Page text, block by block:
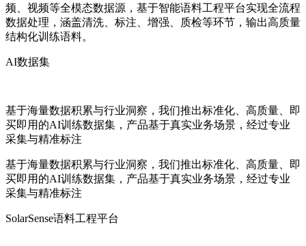
频、视频等全模态数据源，基于智能语料工程平台实现全流程
数据处理，涵盖清洗、标注、增强、质检等环节，输出高质量
结构化训练语料。
AI数据集
基于海量数据积累与行业洞察，我们推出标准化、高质量、即
买即用的AI训练数据集，产品基于真实业务场景，经过专业
采集与精准标注
基于海量数据积累与行业洞察，我们推出标准化、高质量、即
买即用的AI训练数据集，产品基于真实业务场景，经过专业
采集与精准标注
SolarSense语料工程平台